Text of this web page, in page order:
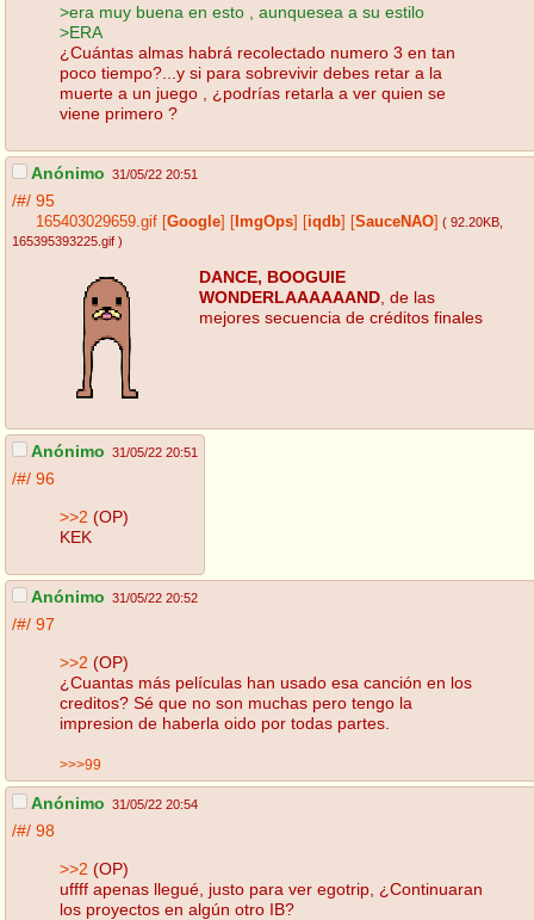
>era muy buena en esto , aunquesea a su estilo
>ERA
¿Cuántas almas habrá recolectado numero 3 en tan
poco tiempo?...y si para sobrevivir debes retar a la
muerte a un juego , ¿podrías retarla a ver quien se
viene primero ?
Anónimo 31/05/22 20:51
/#/ 95
165403029659.gif Google ImgOps iqdb SauceNAO ( 92.20KB
165395393225.gif )
DANCE, BOOGUIE
WONDERLAAAAAAND , de las
mejores secuencia de créditos finales
Anónimo 31/05/22 20:51
/#/ 96
>>2 (OP)
KEK
Anónimo 31/05/22 20:52
/#/ 97
>>2 (OP)
¿Cuantas más películas han usado esa canción en los
creditos? Sé que no son muchas pero tengo la
impresion de haberla oido por todas partes.
>>>99
Anónimo 31/05/22 20:54
/#/ 98
>>2 (OP)
uffff apenas llegué, justo para ver egotrip, ¿Continuaran
los proyectos en algún otro IB?